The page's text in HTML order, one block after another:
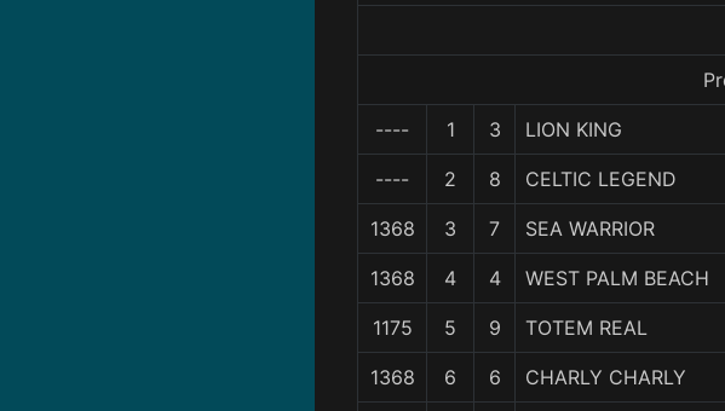
---- 1 3 LION KING
---- 2 8 CELTIC LEGEND
1368 3 7 SEA WARRIOR
1368 4 4 WEST PALM BEACH
1175 5 9 TOTEM REAL
1368 6 6 CHARLY CHARLY